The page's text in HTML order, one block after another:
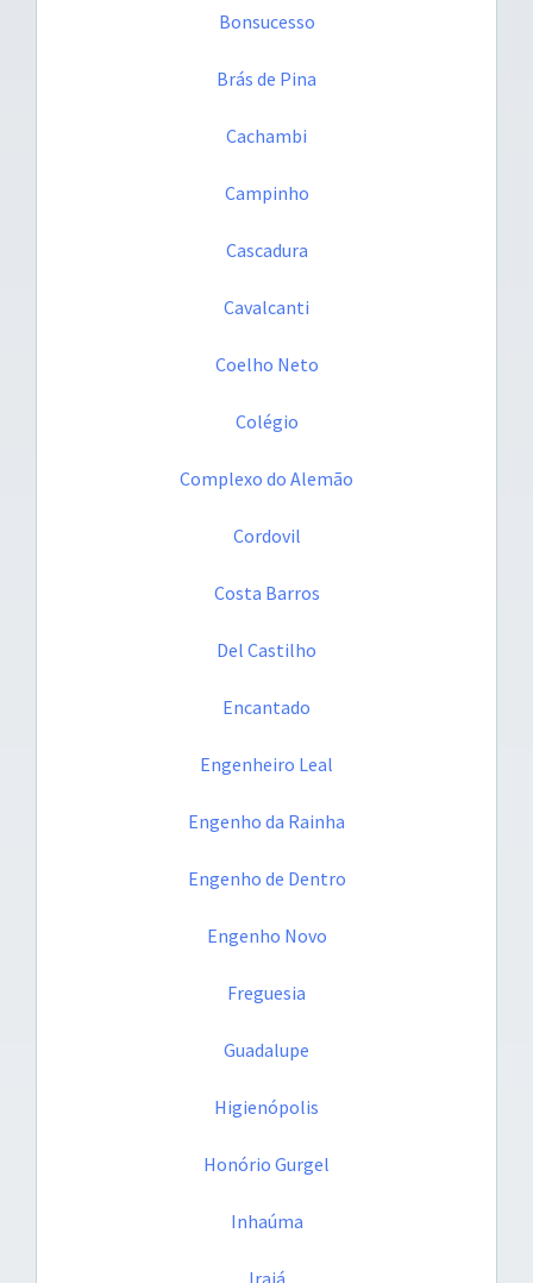
Bonsucesso
Brás de Pina
Cachambi
Campinho
Cascadura
Cavalcanti
Coelho Neto
Colégio
Complexo do Alemão
Cordovil
Costa Barros
Del Castilho
Encantado
Engenheiro Leal
Engenho da Rainha
Engenho de Dentro
Engenho Novo
Freguesia
Guadalupe
Higienópolis
Honório Gurgel
Inhaúma